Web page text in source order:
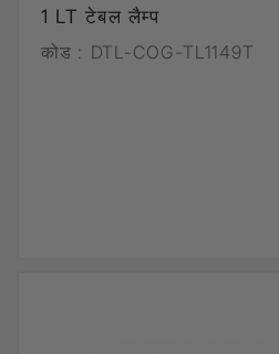
1 LT टेबल लैम्प
कोड : DTL-COG-TL1149T